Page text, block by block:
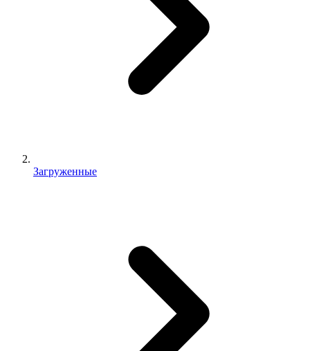
Загруженные